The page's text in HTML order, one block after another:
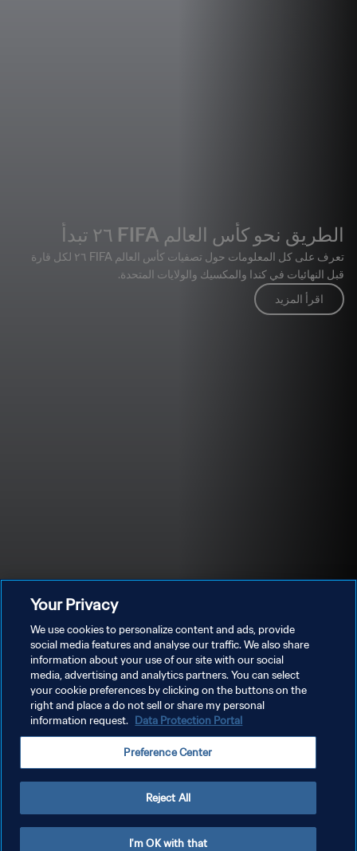
الطريق نحو كأس العالم FIFA ٢٦ تبدأ
تعرف على كل المعلومات حول تصفيات كأس العالم FIFA ٢٦ لكل قارة
قبل النهائيات في كندا والمكسيك والولايات المتحدة.
اقرأ المزيد
معلومات الحضور
Your Privacy
We use cookies to personalize content and ads, provide
social media features and analyse our traffic. We also share
information about your use of our site with our social
media, advertising and analytics partners. You can select
your cookie preferences by clicking on the buttons on the
right and place a do not sell or share my personal
information request. Data Protection Portal
Preference Center
Reject All
I'm OK with that